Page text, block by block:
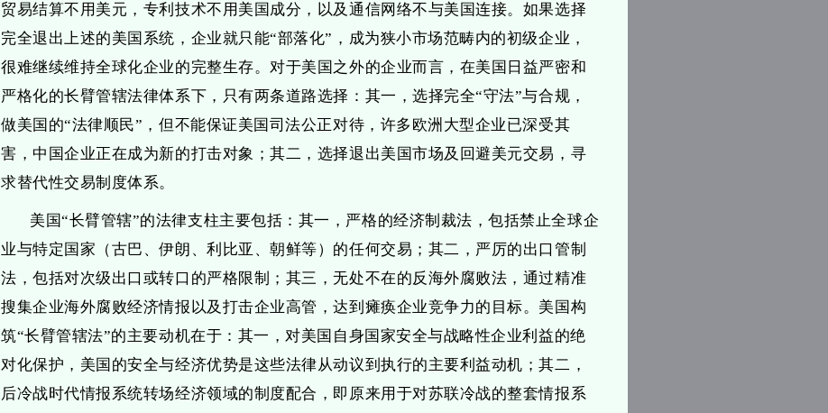
贸易结算不用美元，专利技术不用美国成分，以及通信网络不与美国连接。如果选择
完全退出上述的美国系统，企业就只能“部落化”，成为狭小市场范畴内的初级企业，
很难继续维持全球化企业的完整生存。对于美国之外的企业而言，在美国日益严密和
严格化的长臂管辖法律体系下，只有两条道路选择：其一，选择完全“守法”与合规，
做美国的“法律顺民”，但不能保证美国司法公正对待，许多欧洲大型企业已深受其
害，中国企业正在成为新的打击对象；其二，选择退出美国市场及回避美元交易，寻
求替代性交易制度体系。
美国“长臂管辖”的法律支柱主要包括：其一，严格的经济制裁法，包括禁止全球企
业与特定国家（古巴、伊朗、利比亚、朝鲜等）的任何交易；其二，严厉的出口管制
法，包括对次级出口或转口的严格限制；其三，无处不在的反海外腐败法，通过精准
搜集企业海外腐败经济情报以及打击企业高管，达到瘫痪企业竞争力的目标。美国构
筑“长臂管辖法”的主要动机在于：其一，对美国自身国家安全与战略性企业利益的绝
对化保护，美国的安全与经济优势是这些法律从动议到执行的主要利益动机；其二，
后冷战时代情报系统转场经济领域的制度配合，即原来用于对苏联冷战的整套情报系